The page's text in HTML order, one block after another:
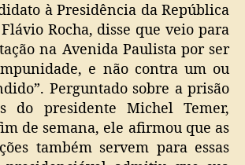
à Presidência da República
Rocha, disse que veio para
na Avenida Paulista por ser
e não contra um ou
Perguntado sobre a prisão
do presidente Michel Temer,
de semana, ele afirmou que as
também servem para essas